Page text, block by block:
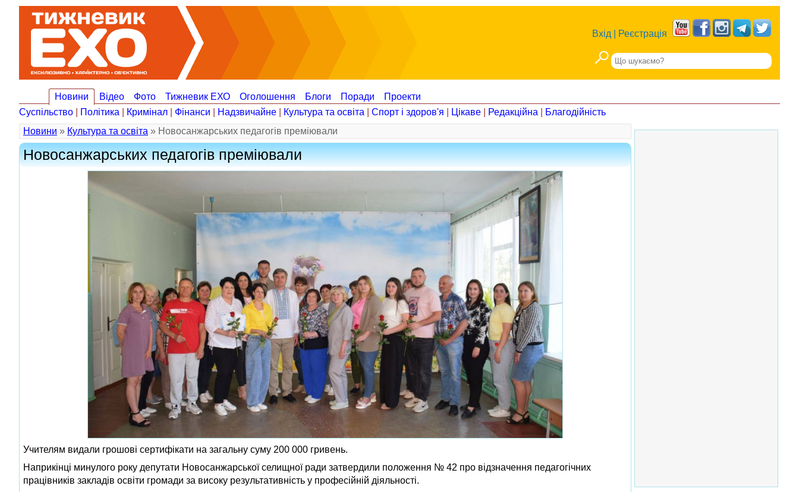
Вхід Реєстрація
Новини Відео Фото Тижневик ЕХО Оголошення Блоги Поради
Проекти
Суспільство
Політика Кримінал Фінанси Надзвичайне Культура та освіта Спорт і здоров'я Цікаве Редакційна
Благодійність
Новини » Культура та освіта » Новосанжарських педагогів преміювали
Новосанжарських педагогів преміювали
Учителям видали грошові сертифікати на загальну суму 200 000 гривень.
Наприкінці минулого року депутати Новосанжарської селищної ради затвердили положення № 42 про відзначення педагогічних
працівників закладів освіти громади за високу результативність у професійній діяльності.